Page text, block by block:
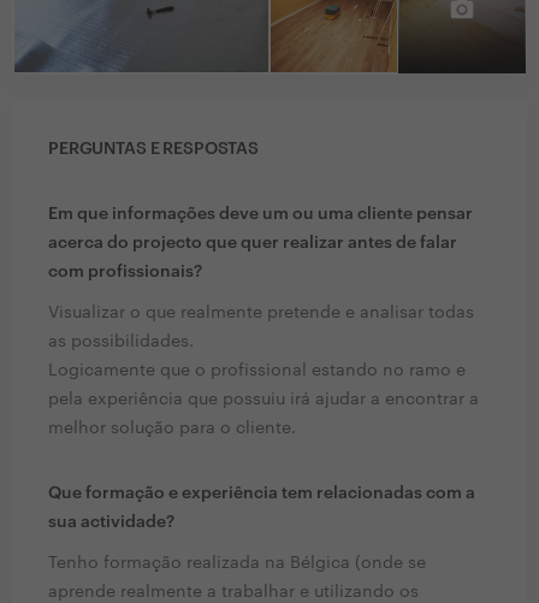
PERGUNTAS E RESPOSTAS
Em que informações deve um ou uma cliente pensar
acerca do projecto que quer realizar antes de falar
com profissionais?
Visualizar o que realmente pretende e analisar todas
as possibilidades.
Logicamente que o profissional estando no ramo e
pela experiência que possuiu irá ajudar a encontrar a
melhor solução para o cliente.
Que formação e experiência tem relacionadas com a
sua actividade?
Tenho formação realizada na Bélgica (onde se
aprende realmente a trabalhar e utilizando os